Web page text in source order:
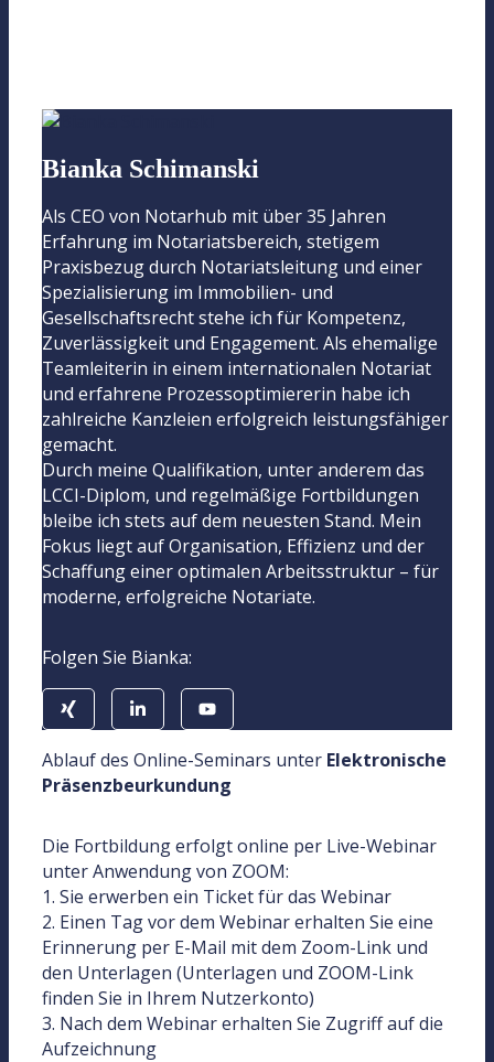
Bianka Schimanski
Als CEO von Notarhub mit über 35 Jahren
Erfahrung im Notariatsbereich, stetigem
Praxisbezug durch Notariatsleitung und einer
Spezialisierung im Immobilien- und
Gesellschaftsrecht stehe ich für Kompetenz,
Zuverlässigkeit und Engagement. Als ehemalige
Teamleiterin in einem internationalen Notariat
und erfahrene Prozessoptimiererin habe ich
zahlreiche Kanzleien erfolgreich leistungsfähiger
gemacht.
Durch meine Qualifikation, unter anderem das
LCCI-Diplom, und regelmäßige Fortbildungen
bleibe ich stets auf dem neuesten Stand. Mein
Fokus liegt auf Organisation, Effizienz und der
Schaffung einer optimalen Arbeitsstruktur – für
moderne, erfolgreiche Notariate.
Folgen Sie Bianka:
Ablauf des Online-Seminars unter Elektronische
Präsenzbeurkundung
Die Fortbildung erfolgt online per Live-Webinar
unter Anwendung von ZOOM:
1. Sie erwerben ein Ticket für das Webinar
2. Einen Tag vor dem Webinar erhalten Sie eine
Erinnerung per E-Mail mit dem Zoom-Link und
den Unterlagen (Unterlagen und ZOOM-Link
finden Sie in Ihrem Nutzerkonto)
3. Nach dem Webinar erhalten Sie Zugriff auf die
Aufzeichnung